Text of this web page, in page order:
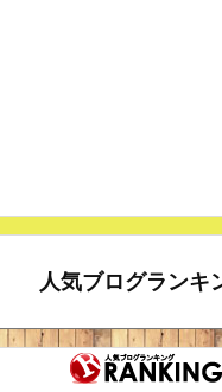
人気ブログランキ
思えば遠くへ来たもんだ